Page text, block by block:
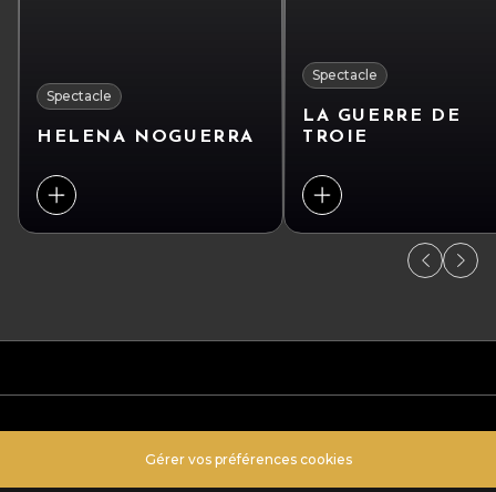
Spectacle
HELENA NOGUERRA
Spectacle
LA GUERRE DE
TROIE
Gérer vos préférences cookies